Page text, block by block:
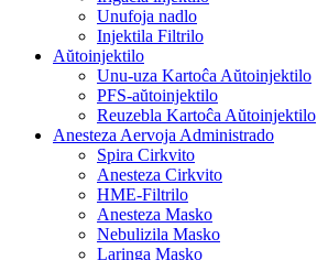
Unufoja nadlo
Injektila Filtrilo
Aŭtoinjektilo
Unu-uza Kartoĉa Aŭtoinjektilo
PFS-aŭtoinjektilo
Reuzebla Kartoĉa Aŭtoinjektilo
Anesteza Aervoja Administrado
Spira Cirkvito
Anesteza Cirkvito
HME-Filtrilo
Anesteza Masko
Nebulizila Masko
Laringa Masko